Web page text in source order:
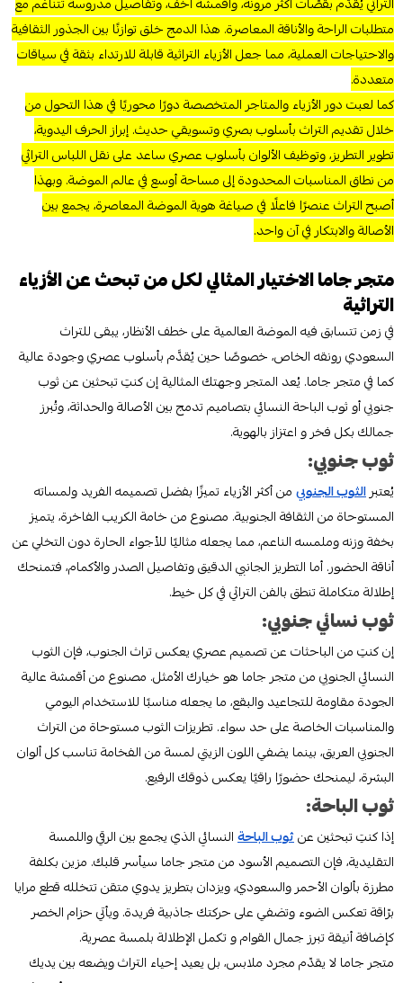
متطلبات الراحة والأناقة المعاصرة. هذا الدمج خلق توازنًا بين الجذور الثقافية
والاحتياجات العملية، مما جعل الأزياء التراثية قابلة للارتداء بثقة في سياقات
متعددة.
كما لعبت دور الأزياء والمتاجر المتخصصة دورًا محوريًا في هذا التحول من
خلال تقديم التراث بأسلوب بصري وتسويقي حديث. إبراز الحرف اليدوية،
تطوير التطريز، وتوظيف الألوان بأسلوب عصري ساعد على نقل اللباس التراثي
من نطاق المناسبات المحدودة إلى مساحة أوسع في عالم الموضة. وبهذا
أصبح التراث عنصرًا فاعلًا في صياغة هوية الموضة المعاصرة، يجمع بين
الأصالة والابتكار في آن واحد.
متجر جاما الاختيار المثالي لكل من تبحث عن الأزياء
التراثية
في زمن تتسابق فيه الموضة العالمية على خطف الأنظار، يبقى للتراث
السعودي رونقه الخاص، خصوصًا حين يُقدَّم بأسلوب عصري وجودة عالية
كما في متجر جاما. يُعد المتجر وجهتك المثالية إن كنتِ تبحثين عن ثوب
جنوبي أو ثوب الباحة النسائي بتصاميم تدمج بين الأصالة والحداثة، وتُبرز
جمالك بكل فخر و اعتزاز بالهوية.
ثوب جنوبي:
يُعتبرالثوب الجنوبيمن أكثر الأزياء تميزًا بفضل تصميمه الفريد ولمساته
المستوحاة من الثقافة الجنوبية. مصنوع من خامة الكريب الفاخرة، يتميز
بخفة وزنه وملمسه الناعم، مما يجعله مثاليًا للأجواء الحارة دون التخلي عن
أناقة الحضور. أما التطريز الجانبي الدقيق وتفاصيل الصدر والأكمام، فتمنحك
إطلالة متكاملة تنطق بالفن التراثي في كل خيط.
ثوب نسائي جنوبي:
إن كنتِ من الباحثات عن تصميم عصري يعكس تراث الجنوب، فإن الثوب
النسائي الجنوبي من متجر جاما هو خيارك الأمثل. مصنوع من أقمشة عالية
الجودة مقاومة للتجاعيد والبقع، ما يجعله مناسبًا للاستخدام اليومي
والمناسبات الخاصة على حد سواء. تطريزات الثوب مستوحاة من التراث
الجنوبي العريق، بينما يضفي اللون الزيتي لمسة من الفخامة تناسب كل ألوان
البشرة، ليمنحك حضورًا راقيًا يعكس ذوقك الرفيع.
ثوب الباحة:
إذا كنتِ تبحثين عنثوب الباحةالنسائي الذي يجمع بين الرقي واللمسة
التقليدية، فإن التصميم الأسود من متجر جاما سيأسر قلبك. مزين بكلفة
مطرزة بألوان الأحمر والسعودي، ويزدان بتطريز يدوي متقن تتخلله قطع مرايا
برّاقة تعكس الضوء وتضفي على حركتك جاذبية فريدة. ويأتي حزام الخصر
كإضافة أنيقة تبرز جمال القوام و تكمل الإطلالة بلمسة عصرية.
متجر جاما لا يقدّم مجرد ملابس، بل يعيد إحياء التراث ويضعه بين يديك